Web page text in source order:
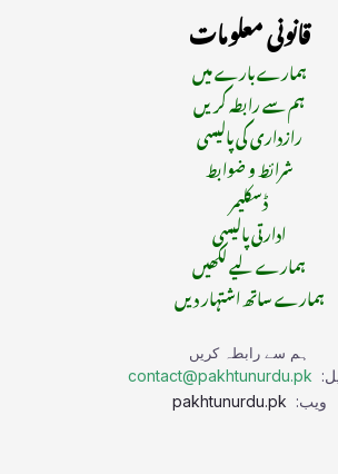
قانونی معلومات
ہمارے بارے میں
ہم سے رابطہ کریں
رازداری کی پالیسی
شرائط و ضوابط
ڈسکلیمر
ادارتی پالیسی
ہمارے لیے لکھیں
ہمارے ساتھ اشتہار دیں
ہم سے رابطہ کریں
contact@pakhtunurdu.pk
ویب: